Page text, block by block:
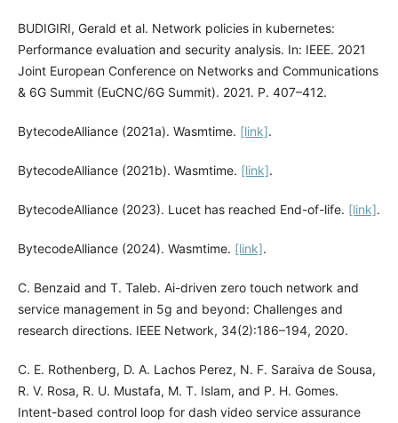
BUDIGIRI, Gerald et al. Network policies in kubernetes:
Performance evaluation and security analysis. In: IEEE. 2021
Joint European Conference on Networks and Communications
& 6G Summit (EuCNC/6G Summit). 2021. P. 407–412.
BytecodeAlliance (2021a). Wasmtime. [link].
BytecodeAlliance (2021b). Wasmtime. [link].
BytecodeAlliance (2023). Lucet has reached End-of-life. [link].
BytecodeAlliance (2024). Wasmtime. [link].
C. Benzaid and T. Taleb. Ai-driven zero touch network and
service management in 5g and beyond: Challenges and
research directions. IEEE Network, 34(2):186–194, 2020.
C. E. Rothenberg, D. A. Lachos Perez, N. F. Saraiva de Sousa,
R. V. Rosa, R. U. Mustafa, M. T. Islam, and P. H. Gomes.
Intent-based control loop for dash video service assurance